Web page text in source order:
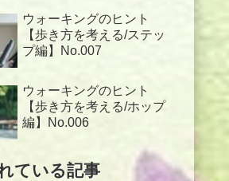
ウォーキングのヒント
【歩き方を考える/ステッ
プ編】No.007
ウォーキングのヒント
【歩き方を考える/ホップ
編】No.006
ている記事